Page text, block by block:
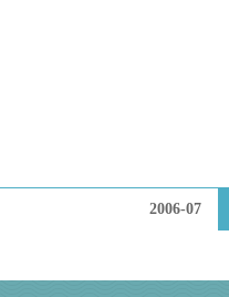
2006-07